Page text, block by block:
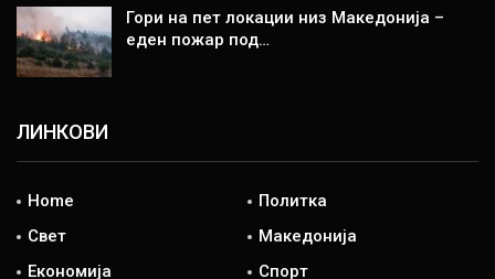
Гори на пет локации низ Македонија –
еден пожар под…
ЛИНКОВИ
Home
Политка
Свет
Македонија
Економија
Спорт